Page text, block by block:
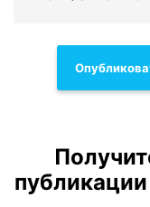
публикации